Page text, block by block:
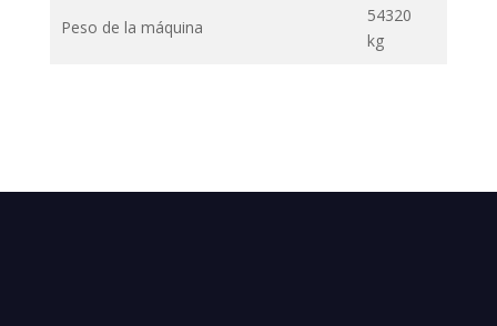
Peso de la máquina
54320
kg